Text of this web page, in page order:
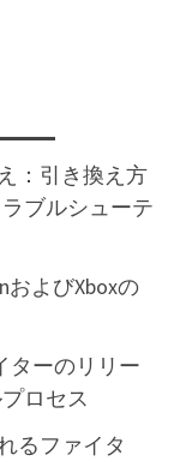
：引き換え方
ブルシューテ
よびXboxの
ターのリリー
ロセス
るファイタ